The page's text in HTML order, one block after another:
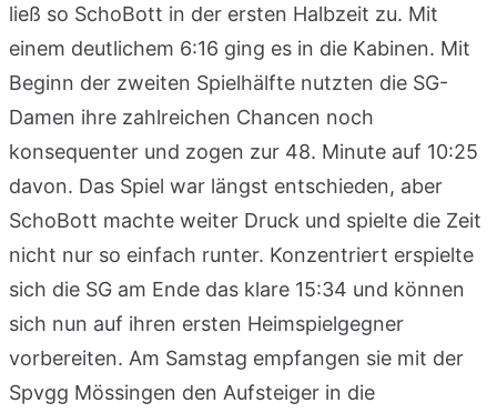
ließ so SchoBott in der ersten Halbzeit zu. Mit
einem deutlichem 6:16 ging es in die Kabinen. Mit
Beginn der zweiten Spielhälfte nutzten die SG-
Damen ihre zahlreichen Chancen noch
konsequenter und zogen zur 48. Minute auf 10:25
davon. Das Spiel war längst entschieden, aber
SchoBott machte weiter Druck und spielte die Zeit
nicht nur so einfach runter. Konzentriert erspielte
sich die SG am Ende das klare 15:34 und können
sich nun auf ihren ersten Heimspielgegner
vorbereiten. Am Samstag empfangen sie mit der
Spvgg Mössingen den Aufsteiger in die